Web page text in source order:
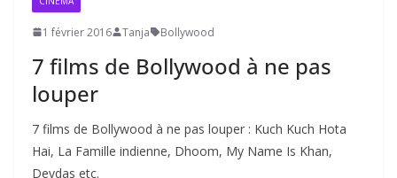
1 février 2016 Tanja Bollywood
7 films de Bollywood à ne pas
louper
7 films de Bollywood à ne pas louper : Kuch Kuch Hota
Hai, La Famille indienne, Dhoom, My Name Is Khan,
Devdas etc.